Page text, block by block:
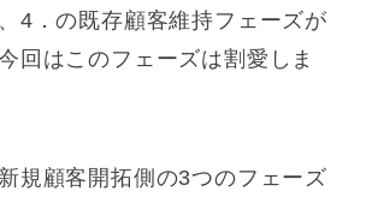
4．の既存顧客維持フェーズが
回はこのフェーズは割愛しま
規顧客開拓側の3つのフェーズ